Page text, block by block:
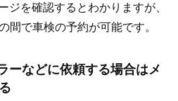
ジを確認するとわかりますが、
間で車検の予約が可能です。
ーなどに依頼する場合はメ